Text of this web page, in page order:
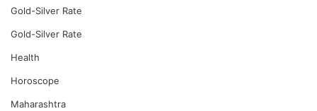
Gold-Silver Rate
Gold-Silver Rate
Health
Horoscope
Maharashtra